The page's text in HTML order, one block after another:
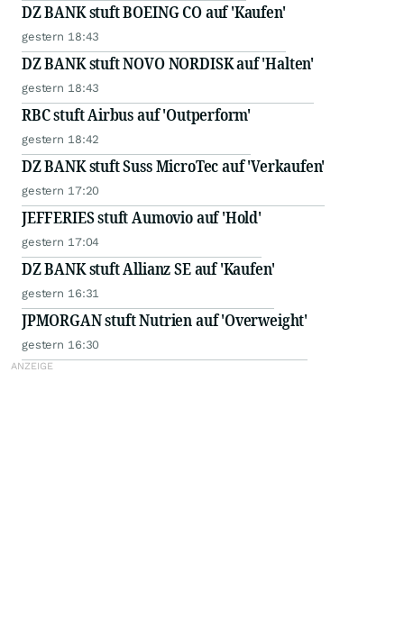
DZ BANK stuft BOEING CO auf 'Kaufen'
gestern 18:43
DZ BANK stuft NOVO NORDISK auf 'Halten'
gestern 18:43
RBC stuft Airbus auf 'Outperform'
gestern 18:42
DZ BANK stuft Suss MicroTec auf 'Verkaufen'
gestern 17:20
JEFFERIES stuft Aumovio auf 'Hold'
gestern 17:04
DZ BANK stuft Allianz SE auf 'Kaufen'
gestern 16:31
JPMORGAN stuft Nutrien auf 'Overweight'
gestern 16:30